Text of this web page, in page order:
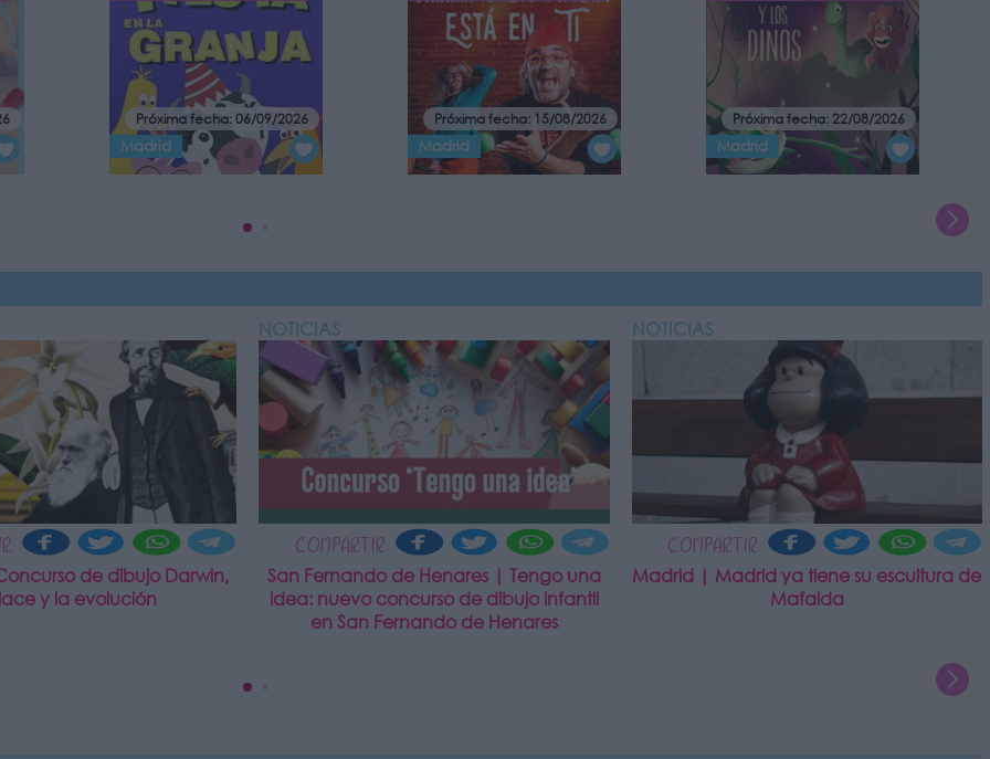
Próxima fecha: 06/09/2026
Madrid
Próxima fecha: 15/08/2026
Madrid
Próxima fecha: 22/08/2026
Madrid
de dibujo Darwin,
y la evolución
NOTICIAS
COMPARTIR:
San Fernando de Henares | Tengo una
idea: nuevo concurso de dibujo infantil
en San Fernando de Henares
NOTICIAS
COMPARTIR:
Madrid | Madrid ya tiene su escultura de
Mafalda